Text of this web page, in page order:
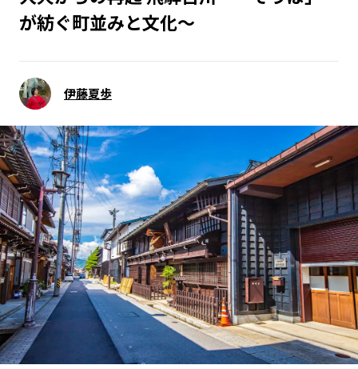
秋田エリア
山形エリア
福島エリア
栃木エリア
群馬エリア
埼玉エリア
東京23区エリア
神奈川エリア
富山エリア
福井エリア
山梨エリア
長野エリア
岐阜エリア
静岡エリア
愛知エリア
三重エリア
滋賀エリア
京都エリア
大阪市エリア
北摂エリア
堺・泉州エリア
河内エリア
兵庫エリア
和歌山エリア
が紡ぐ町並みと文化～
伊藤夏歩